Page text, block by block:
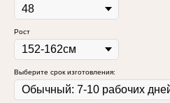
Рост
Выберите срок изготовления: